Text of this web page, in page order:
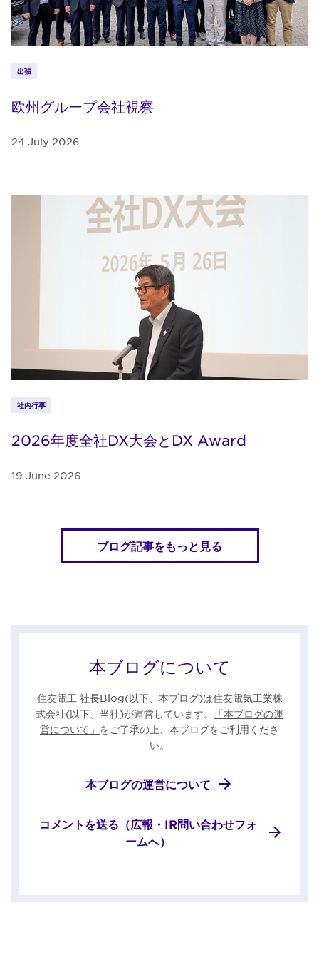
出張
欧州グループ会社視察
24 July 2026
社内行事
2026年度全社DX大会とDX Award
19 June 2026
ブログ記事をもっと見る
本ブログについて
住友電工 社長Blog(以下、本ブログ)は住友電気工業株
式会社(以下、当社)が運営しています。
「本ブログの運
営について」 をご了承の上、本ブログをご利用くださ
い。
本ブログの運営について
コメントを送る（広報・IR問い合わせフォ
ームへ）